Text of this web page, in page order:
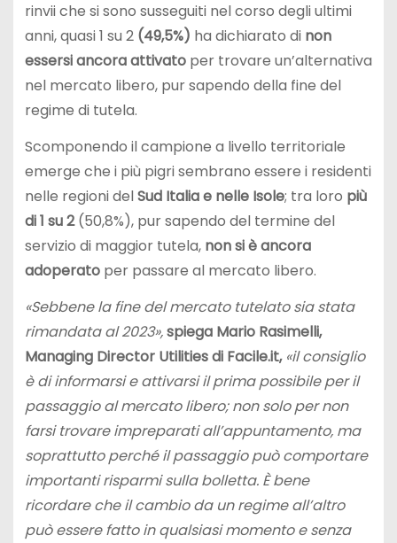
rinvii che si sono susseguiti nel corso degli ultimi
anni, quasi 1 su 2 (49,5%) ha dichiarato di non
essersi ancora attivatoper trovare un’alternativa
nel mercato libero, pur sapendo della fine del
regime di tutela.
Scomponendo il campione a livello territoriale
emerge che i più pigri sembrano essere i residenti
nelle regioni delSud Italia e nelle Isole; tra loro più
di 1 su 2(50,8%), pur sapendo del termine del
servizio di maggior tutela, non si è ancora
adoperatoper passare al mercato libero.
«Sebbene la fine del mercato tutelato sia stata
rimandata al 2023»,spiega Mario Rasimelli,
Managing Director Utilities di Facile.it, «il consiglio
è di informarsi e attivarsi il prima possibile per il
passaggio al mercato libero; non solo per non
farsi trovare impreparati all’appuntamento, ma
soprattutto perché il passaggio può comportare
importanti risparmi sulla bolletta. È bene
ricordare che il cambio da un regime all’altro
può essere fatto in qualsiasi momento e senza